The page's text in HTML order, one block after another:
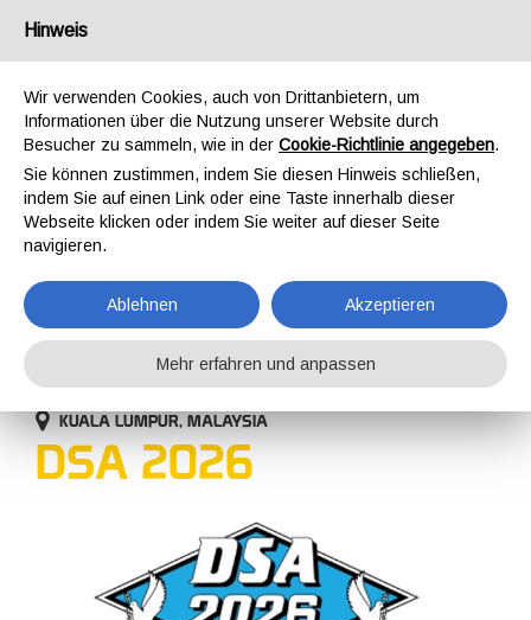
UNTERNEHMEN
EREIGNISSE
20-23 APRIL 2026
KUALA LUMPUR, MALAYSIA
DSA 2026
Hinweis
Wir verwenden Cookies, auch von Drittanbietern, um
Informationen über die Nutzung unserer Website durch
Besucher zu sammeln, wie in der Cookie-Richtlinie angegeben.
Sie können zustimmen, indem Sie diesen Hinweis schließen,
indem Sie auf einen Link oder eine Taste innerhalb dieser
Webseite klicken oder indem Sie weiter auf dieser Seite
navigieren.
Ablehnen Akzeptieren
Mehr erfahren und anpassen